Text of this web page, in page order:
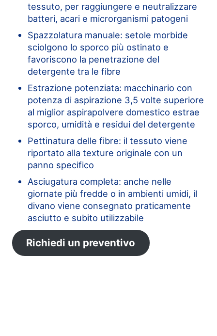
tessuto, per raggiungere e neutralizzare
batteri, acari e microrganismi patogeni
Spazzolatura manuale: setole morbide
sciolgono lo sporco più ostinato e
favoriscono la penetrazione del
detergente tra le fibre
Estrazione potenziata: macchinario con
potenza di aspirazione 3,5 volte superiore
al miglior aspirapolvere domestico estrae
sporco, umidità e residui del detergente
Pettinatura delle fibre: il tessuto viene
riportato alla texture originale con un
panno specifico
Asciugatura completa: anche nelle
giornate più fredde o in ambienti umidi, il
divano viene consegnato praticamente
asciutto e subito utilizzabile
Richiedi un preventivo